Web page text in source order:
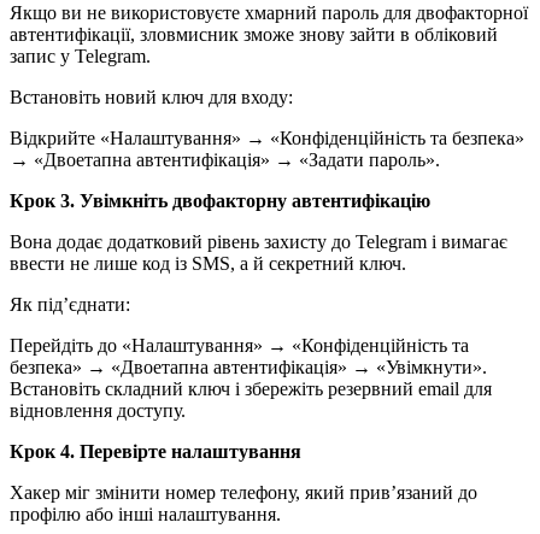
Якщо ви не використовуєте хмарний пароль для двофакторної
автентифікації, зловмисник зможе знову зайти в обліковий
запис у Telegram.
Встановіть новий ключ для входу:
Відкрийте «Налаштування» → «Конфіденційність та безпека»
→ «Двоетапна автентифікація» → «Задати пароль».
Крок 3. Увімкніть двофакторну автентифікацію
Вона додає додатковий рівень захисту до Telegram і вимагає
ввести не лише код із SMS, а й секретний ключ.
Як під’єднати:
Перейдіть до «Налаштування» → «Конфіденційність та
безпека» → «Двоетапна автентифікація» → «Увімкнути».
Встановіть складний ключ і збережіть резервний email для
відновлення доступу.
Крок 4. Перевірте налаштування
Хакер міг змінити номер телефону, який прив’язаний до
профілю або інші налаштування.